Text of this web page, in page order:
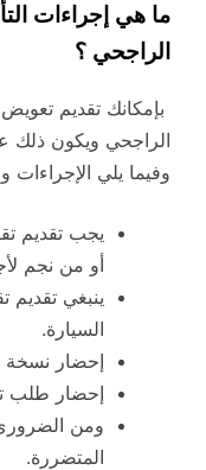
ما هي إجراءات
الراجحي ؟
بإمكانك تقديم
الراجحي ويكون
وفيما يلي الإجراءات
يجب تقديم
أو من نجم
ينبغي تقديم
السيارة.
إحضار نسخة
إحضار طلب
ومن
المتضررة.